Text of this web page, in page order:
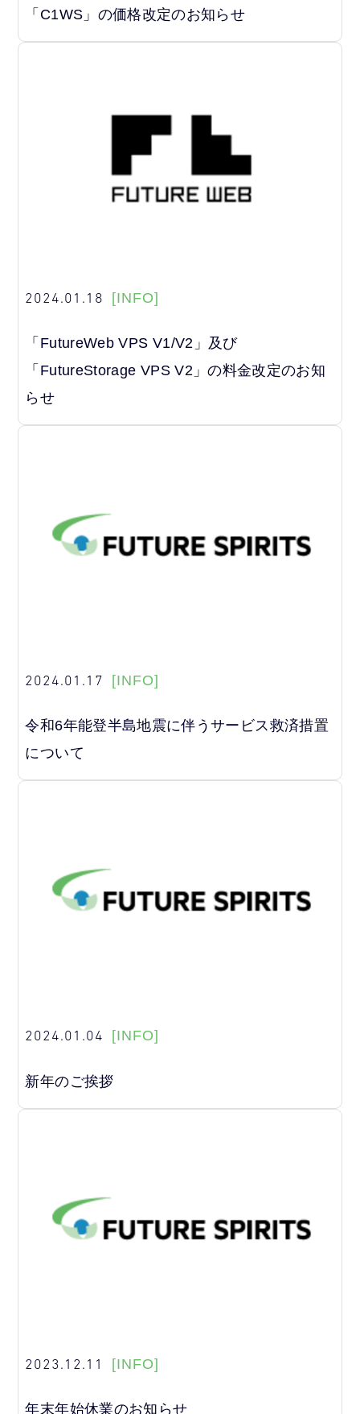
「C1WS」の価格改定のお知らせ
2024.01.18 [INFO]
「FutureWeb VPS V1/V2」及び
「FutureStorage VPS V2」の料金改定のお知
らせ
2024.01.17 [INFO]
令和6年能登半島地震に伴うサービス救済措置
について
2024.01.04 [INFO]
新年のご挨拶
2023.12.11 [INFO]
年末年始休業のお知らせ